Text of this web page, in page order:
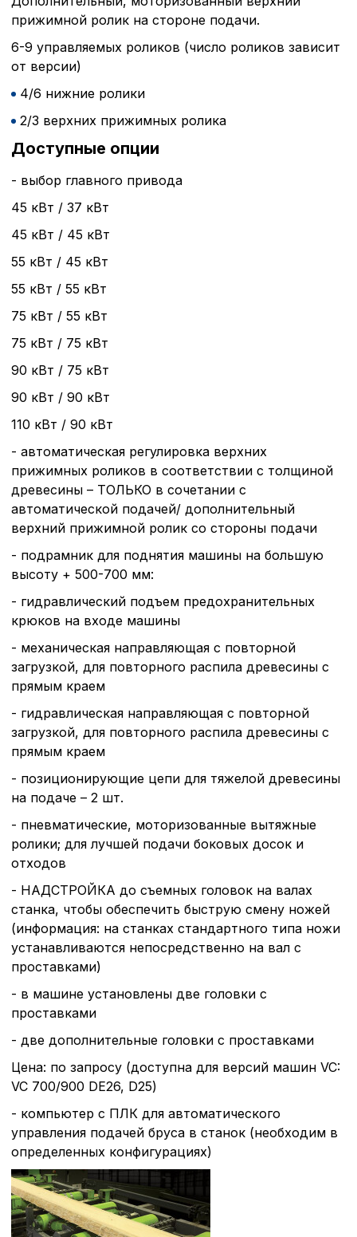
прижимной ролик на стороне подачи.
6-9 управляемых роликов (число роликов зависит
от версии)
4/6 нижние ролики
2/3 верхних прижимных ролика
Доступные опции
- выбор главного привода
45 кВт / 37 кВт
45 кВт / 45 кВт
55 кВт / 45 кВт
55 кВт / 55 кВт
75 кВт / 55 кВт
75 кВт / 75 кВт
90 кВт / 75 кВт
90 кВт / 90 кВт
110 кВт / 90 кВт
- автоматическая регулировка верхних
прижимных роликов в соответствии с толщиной
древесины – ТОЛЬКО в сочетании с
автоматической подачей/ дополнительный
верхний прижимной ролик со стороны подачи
- подрамник для поднятия машины на большую
высоту + 500-700 мм:
- гидравлический подъем предохранительных
крюков на входе машины
- механическая направляющая с повторной
загрузкой, для повторного распила древесины с
прямым краем
- гидравлическая направляющая с повторной
загрузкой, для повторного распила древесины с
прямым краем
- позиционирующие цепи для тяжелой древесины
на подаче – 2 шт.
- пневматические, моторизованные вытяжные
ролики; для лучшей подачи боковых досок и
отходов
- НАДСТРОЙКА до съемных головок на валах
станка, чтобы обеспечить быструю смену ножей
(информация: на станках стандартного типа ножи
устанавливаются непосредственно на вал с
проставками)
- в машине установлены две головки с
проставками
- две дополнительные головки с проставками
Цена: по запросу (доступна для версий машин VC:
VC 700/900 DE26, D25)
- компьютер с ПЛК для автоматического
управления подачей бруса в станок (необходим в
определенных конфигурациях)
Вы можете настроить
каждого типа файлов
типа «технические
функционирование
Ваш выбор настроек на
согласие. Вы вправе
путем перехода по
Перед тем как
параметров
списком файлов cookie
описание и сроки
Технические
Аналитические
Внимание:
cookie файлов не
определять
страницы и
пользователей.